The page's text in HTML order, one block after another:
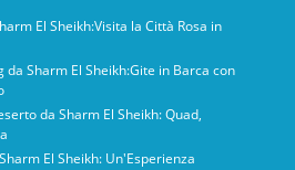
El Sheikh:Visita la Città Rosa in
da Sharm El Sheikh:Gite in Barca con
da Sharm El Sheikh: Quad,
El Sheikh: Un'Esperienza